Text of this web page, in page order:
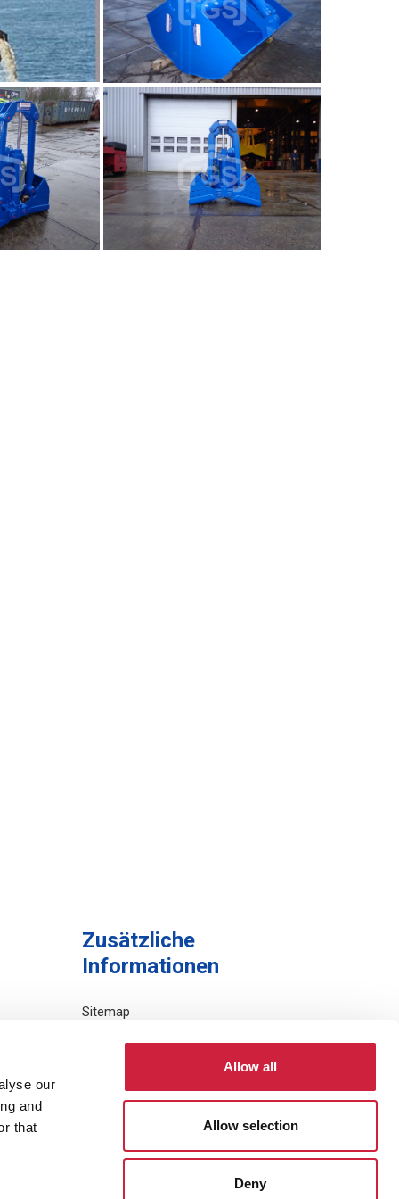
our
and
that
Allow all
Allow selection
Deny
Zusätzliche
Informationen
Sitemap